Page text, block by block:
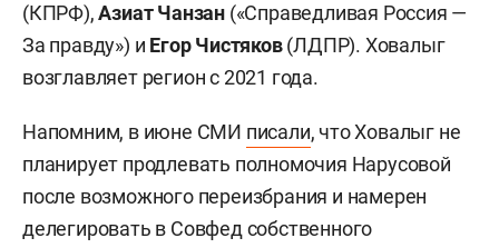
(КПРФ),Азиат Чанзан («Справедливая Россия —
За правду») и Егор Чистяков(ЛДПР). Ховалыг
возглавляет регион с 2021 года.
Напомним, в июне СМИ писали, что Ховалыг не
планирует продлевать полномочия Нарусовой
после возможного переизбрания и намерен
делегировать в Совфед собственного